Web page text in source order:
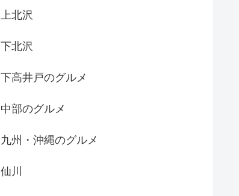
上北沢
下北沢
下高井戸のグルメ
中部のグルメ
九州・沖縄のグルメ
仙川